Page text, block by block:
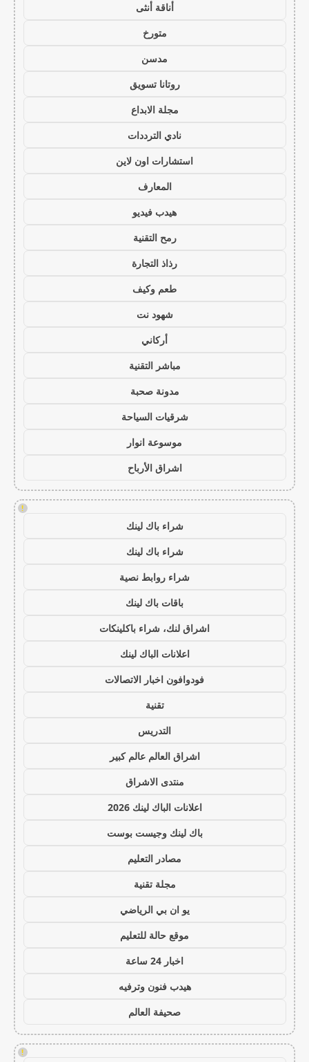
أناقة أنثى
متورخ
مدسن
روتانا تسويق
مجلة الابداع
نادي الترددات
استشارات اون لاين
المعارف
هيدب فيديو
رمح التقنية
رذاذ التجارة
طعم وكيف
شهود نت
أركاني
مباشر التقنية
مدونة صحبة
شرقيات السياحة
موسوعة انوار
اشراق الأرباح
!
شراء باك لينك
شراء باك لينك
شراء روابط نصية
باقات باك لينك
اشراق لنك، شراء باكلينكات
اعلانات الباك لينك
فودوافون اخبار الاتصالات
تقنية
التدريس
اشراق العالم عالم كبير
منتدى الاشراق
اعلانات الباك لينك 2026
باك لينك وجيست بوست
مصادر التعليم
مجلة تقنية
يو ان بي الرياضي
موقع حالة للتعليم
اخبار 24 ساعة
هيدب فنون وترفيه
صحيفة العالم
!